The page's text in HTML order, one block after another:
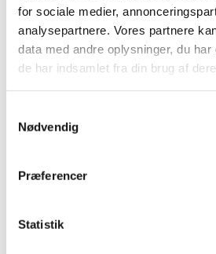
for sociale medier,
analysepartnere. Vores partnere
data med andre oplysninger, du
de har indsamlet fra din brug af
Nødvendig
Præferencer
Statistik
Forberedelse til design- og
Du bliver introduceret bredt til